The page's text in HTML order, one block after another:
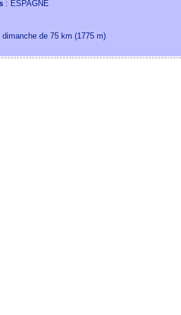
: ESPAGNE
de 75 km (1775 m)